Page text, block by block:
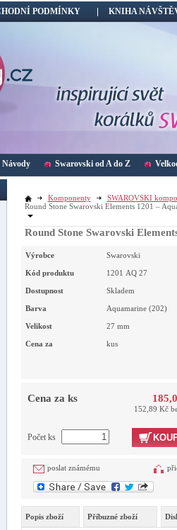
PODMÍNKY KNIHA
Návody Swarovski od A do Z
Komponenty
SWAROVSKI
Round Stone Swarovski Elements 1201 –
Round Stone Swarovski
Výrobce Swarovski
Kód produktu 1201 AQ 27
Dostupnost Skladem
Barva Aquamarine (202)
Velikost 27 mm
Cena za kus
Cena za ks
152,89 Kč
Počet ks
poslat známému
Popis zboží Příbuzné zboží